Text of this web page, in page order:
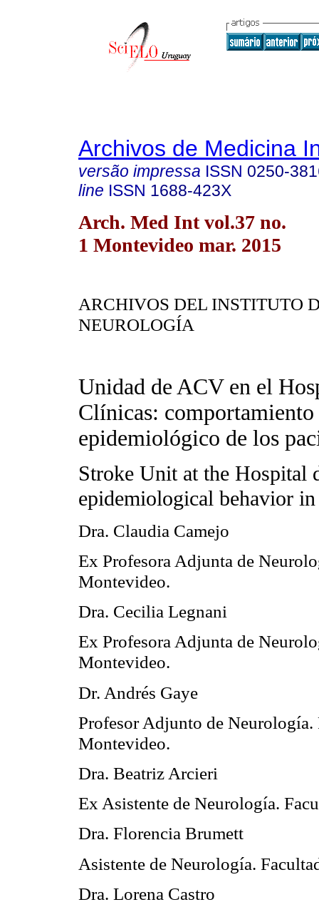
Archivos de Medicina
versão impressa ISSN 0250-
line ISSN 1688-423X
Arch. Med Int vol.37 no.
1 Montevideo mar. 2015
ARCHIVOS DEL INSTITUTO
NEUROLOGÍA
Unidad de ACV en el
Clínicas:
epidemiológico de los
Stroke Unit at the Hospital
epidemiological behavior
Dra. Claudia Camejo
Ex Profesora Adjunta de
Montevideo.
Dra. Cecilia Legnani
Ex Profesora Adjunta de
Montevideo.
Dr. Andrés Gaye
Profesor Adjunto de
Montevideo.
Dra. Beatriz Arcieri
Ex Asistente de Neurología.
Dra. Florencia Brumett
Asistente de Neurología.
Dra. Lorena Castro